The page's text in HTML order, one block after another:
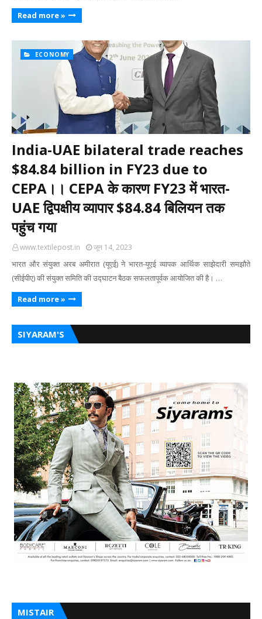
Read more »
ECONOMY
India-UAE bilateral trade reaches
$84.84 billion in FY23 due to
CEPA।। CEPA के कारण FY23 में भारत-
UAE द्विपक्षीय व्यापार $84.84 बिलियन तक
पहुंच गया
www.textilepost.in जून 14, 2023
भारत और संयुक्त अरब अमीरात (यूएई) ने भारत-यूएई व्यापक आर्थिक साझेदारी समझौते
(सीईपीए) की संयुक्त समिति की उद्घाटन बैठक सफलतापूर्वक आयोजित की है। …
Read more »
SIYARAM'S
MISTAIR